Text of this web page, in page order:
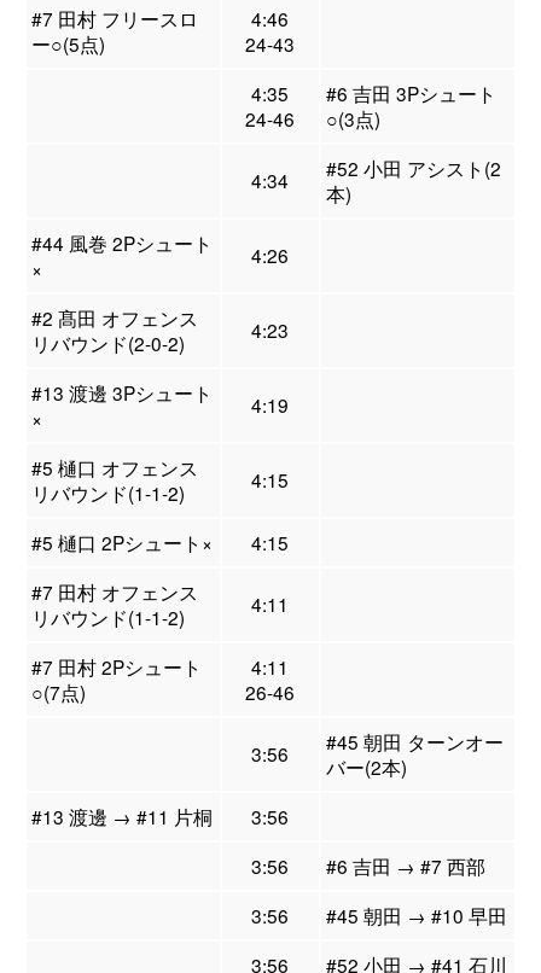
#7 田村 フリースロ
ー○(5点)
4:46
24-43
4:35
24-46
#6 吉田 3Pシュート
○(3点)
4:34
#52 小田 アシスト(2
本)
#44 風巻 2Pシュート
×
4:26
#2 髙田 オフェンス
リバウンド(2-0-2)
4:23
#13 渡邊 3Pシュート
×
4:19
#5 樋口 オフェンス
リバウンド(1-1-2)
4:15
#5 樋口 2Pシュート×
4:15
#7 田村 オフェンス
リバウンド(1-1-2)
4:11
#7 田村 2Pシュート
○(7点)
4:11
26-46
3:56
#45 朝田 ターンオー
バー(2本)
#13 渡邊 → #11 片桐
3:56
3:56
#6 吉田 → #7 西部
3:56
#45 朝田 → #10 早田
3:56
#52 小田 → #41 石川